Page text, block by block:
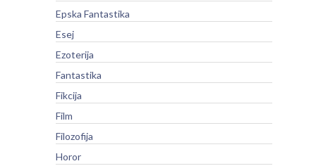
Epska Fantastika
Esej
Ezoterija
Fantastika
Fikcija
Film
Filozofija
Horor